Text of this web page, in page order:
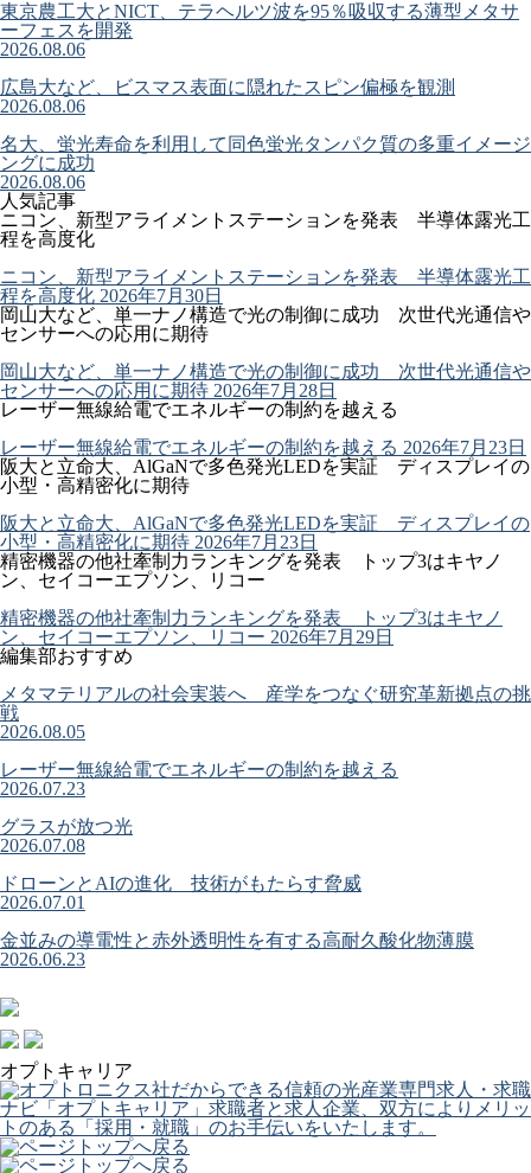
東京農工大とNICT、テラヘルツ波を95％吸収する薄型メタサ
ーフェスを開発
2026.08.06
広島大など、ビスマス表面に隠れたスピン偏極を観測
2026.08.06
名大、蛍光寿命を利用して同色蛍光タンパク質の多重イメージ
ングに成功
2026.08.06
人気記事
ニコン、新型アライメントステーションを発表 半導体露光工
程を高度化
ニコン、新型アライメントステーションを発表 半導体露光工
程を高度化 2026年7月30日
岡山大など、単一ナノ構造で光の制御に成功 次世代光通信や
センサーへの応用に期待
岡山大など、単一ナノ構造で光の制御に成功 次世代光通信や
センサーへの応用に期待 2026年7月28日
レーザー無線給電でエネルギーの制約を越える
レーザー無線給電でエネルギーの制約を越える 2026年7月23日
阪大と立命大、AlGaNで多色発光LEDを実証 ディスプレイの
小型・高精密化に期待
阪大と立命大、AlGaNで多色発光LEDを実証 ディスプレイの
小型・高精密化に期待 2026年7月23日
精密機器の他社牽制力ランキングを発表 トップ3はキヤノ
ン、セイコーエプソン、リコー
精密機器の他社牽制力ランキングを発表 トップ3はキヤノ
ン、セイコーエプソン、リコー 2026年7月29日
編集部おすすめ
メタマテリアルの社会実装へ 産学をつなぐ研究革新拠点の挑
戦
2026.08.05
レーザー無線給電でエネルギーの制約を越える
2026.07.23
グラスが放つ光
2026.07.08
ドローンとAIの進化 技術がもたらす脅威
2026.07.01
金並みの導電性と赤外透明性を有する高耐久酸化物薄膜
2026.06.23
オプトキャリア